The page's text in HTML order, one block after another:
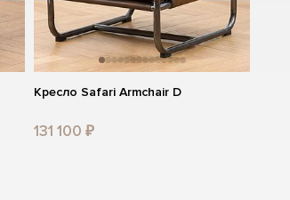
Кресло Safari Armchair D
131 100 ₽